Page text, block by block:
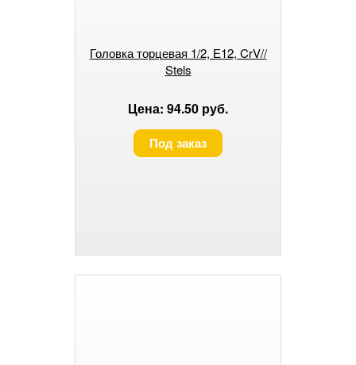
Головка торцевая 1/2, Е12, CrV//
Stels
Цена: 94.50 руб.
Под заказ